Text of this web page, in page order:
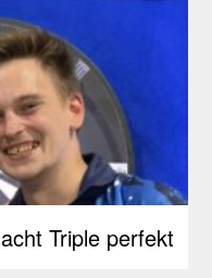
Triple perfekt